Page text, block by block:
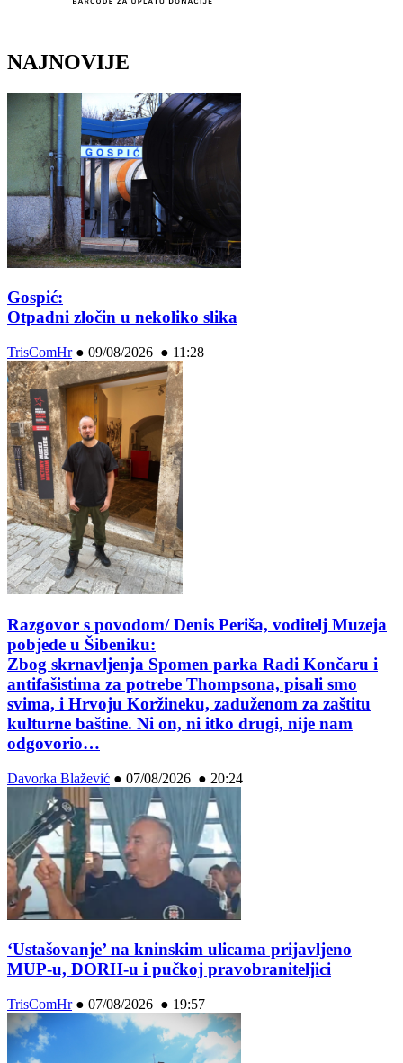
NAJNOVIJE
Gospić:
Otpadni zločin u nekoliko slika
TrisComHr● 09/08/2026 ● 11:28
Razgovor s povodom/ Denis Periša, voditelj Muzeja
pobjede u Šibeniku:
Zbog skrnavljenja Spomen parka Radi Končaru i
antifašistima za potrebe Thompsona, pisali smo
svima, i Hrvoju Koržineku, zaduženom za zaštitu
kulturne baštine. Ni on, ni itko drugi, nije nam
odgovorio…
Davorka Blažević ● 07/08/2026 ● 20:24
‘Ustašovanje’ na kninskim ulicama prijavljeno
MUP-u, DORH-u i pučkoj pravobraniteljici
TrisComHr● 07/08/2026 ● 19:57